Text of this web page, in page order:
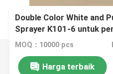
Double Color White and
Sprayer K101-6 untuk
MOQ：10000 pcs
Harga terbaik